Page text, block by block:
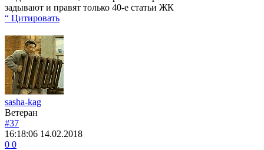
задывают и правят только 40-е статьи ЖК
“ Цитировать
sasha-kag
Ветеран
#37
16:18:06 14.02.2018
0 0